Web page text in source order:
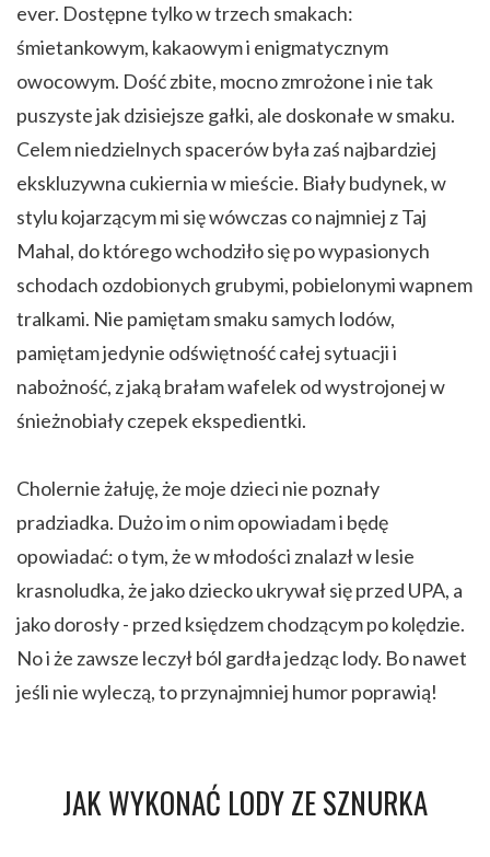
ever. Dostępne tylko w trzech smakach:
śmietankowym, kakaowym i enigmatycznym
owocowym. Dość zbite, mocno zmrożone i nie tak
puszyste jak dzisiejsze gałki, ale doskonałe w smaku.
Celem niedzielnych spacerów była zaś najbardziej
ekskluzywna cukiernia w mieście. Biały budynek, w
stylu kojarzącym mi się wówczas co najmniej z Taj
Mahal, do którego wchodziło się po wypasionych
schodach ozdobionych grubymi, pobielonymi wapnem
tralkami. Nie pamiętam smaku samych lodów,
pamiętam jedynie odświętność całej sytuacji i
nabożność, z jaką brałam wafelek od wystrojonej w
śnieżnobiały czepek ekspedientki.
Cholernie żałuję, że moje dzieci nie poznały
pradziadka. Dużo im o nim opowiadam i będę
opowiadać: o tym, że w młodości znalazł w lesie
krasnoludka, że jako dziecko ukrywał się przed UPA, a
jako dorosły - przed księdzem chodzącym po kolędzie.
No i że zawsze leczył ból gardła jedząc lody. Bo nawet
jeśli nie wyleczą, to przynajmniej humor poprawią!
JAK WYKONAĆ LODY ZE SZNURKA